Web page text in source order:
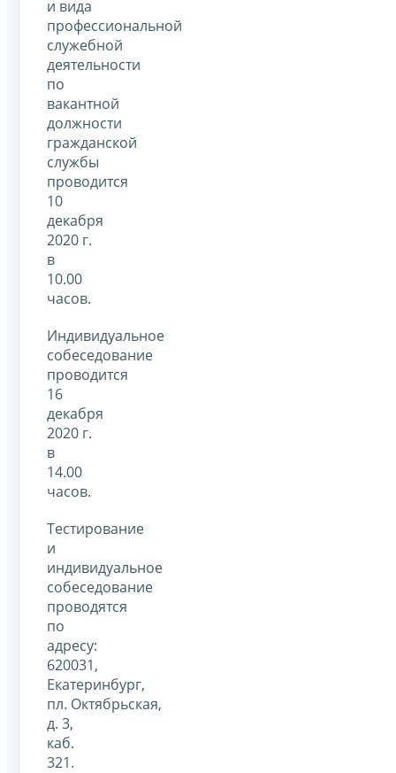
и вида
профессиональной
служебной
деятельности
по
вакантной
должности
гражданской
службы
проводится
10
декабря
2020 г.
в
10.00
часов.
Индивидуальное
собеседование
проводится
16
декабря
2020 г.
в
14.00
часов.
Тестирование
и
индивидуальное
собеседование
проводятся
по
адресу:
620031,
Екатеринбург,
пл. Октябрьская,
д. 3,
каб.
321.